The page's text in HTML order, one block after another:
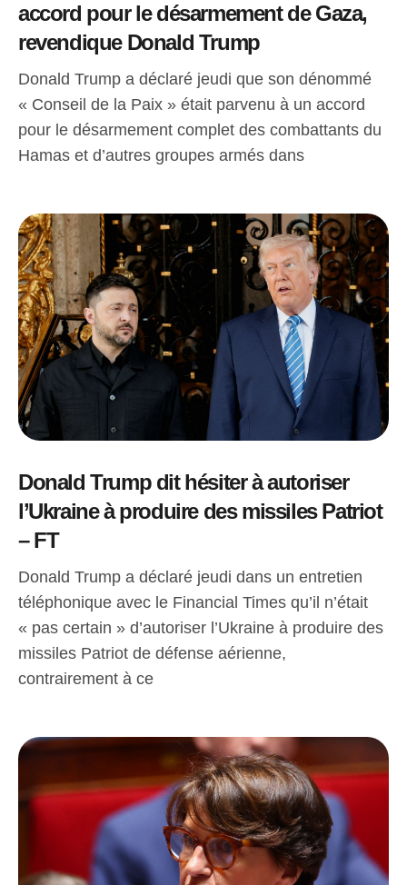
accord pour le désarmement de Gaza,
revendique Donald Trump
Donald Trump a déclaré jeudi que son dénommé
« Conseil de la Paix » était parvenu à un accord
pour le désarmement complet des combattants du
Hamas et d’autres groupes armés dans
Donald Trump dit hésiter à autoriser
l’Ukraine à produire des missiles Patriot
– FT
Donald Trump a déclaré jeudi dans un entretien
téléphonique avec le Financial Times qu’il n’était
« pas certain » d’autoriser l’Ukraine à produire des
missiles Patriot de défense aérienne,
contrairement à ce